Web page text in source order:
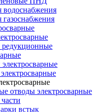
водоснабжения
газоснабжения
отводы электросварные
встык